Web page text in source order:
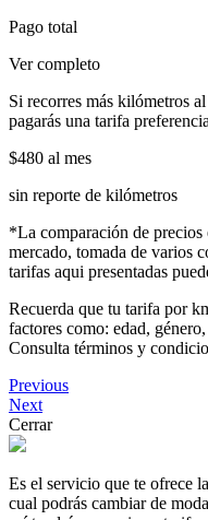
Pago total
Ver completo
Si recorres más kilómetros
pagarás una tarifa
$480 al mes
sin reporte de kilómetros
*La comparación de precios
mercado, tomada de varios
tarifas aqui presentadas
Recuerda que tu tarifa por
factores como: edad,
Consulta términos y
Previous
Next
Cerrar
Es el servicio que te ofrece
cual podrás cambiar de